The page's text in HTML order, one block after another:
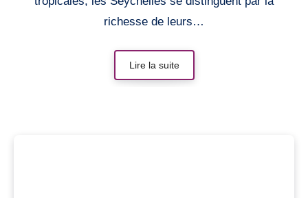
richesse de leurs…
Lire la suite